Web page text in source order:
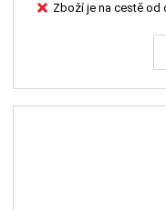
Zboží je na cestě od